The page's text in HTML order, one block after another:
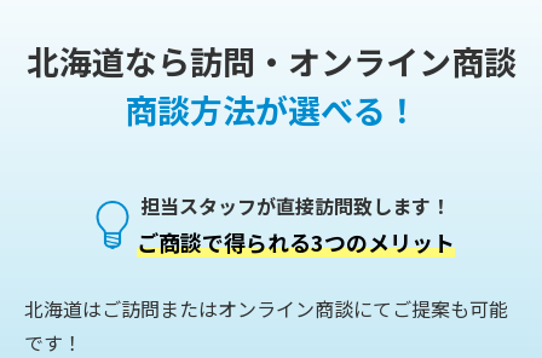
北海道なら訪問・オンライン商談
商談方法が選べる！
担当スタッフが直接訪問致します！
ご商談で得られる3つのメリット
北海道はご訪問またはオンライン商談にてご提案も可能
です！